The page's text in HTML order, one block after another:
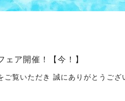
ェア開催！【今！】
ご覧いただき 誠にありがとうご